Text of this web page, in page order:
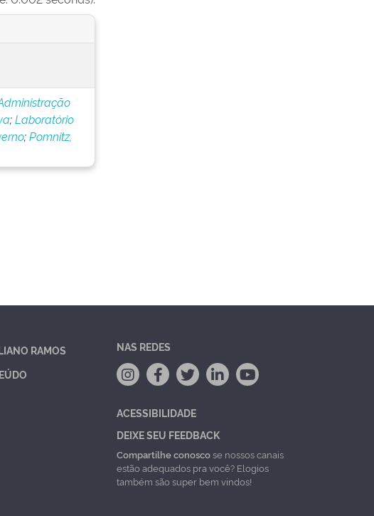
;Laboratório
;Pomnitz,
RAMOS
NAS REDES
ACESSIBILIDADE
DEIXE SEU FEEDBACK
Compartilhe conoscose nossos canais
estão adequados pra você? Elogios
também são super bem vindos!